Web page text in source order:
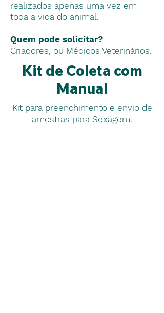
realizados apenas uma vez em
toda a vida do animal.
Quem pode solicitar?
Criadores, ou Médicos Veterinários.
Kit de Coleta com
Manual
Kit para preenchimento e envio de
amostras para Sexagem.